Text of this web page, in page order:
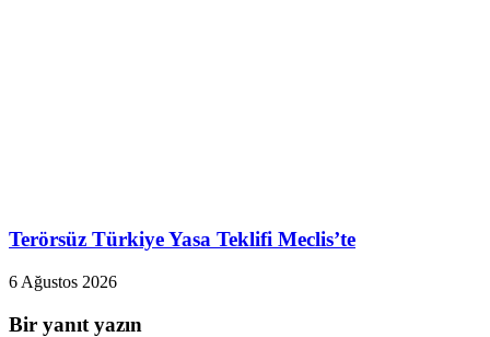
Terörsüz Türkiye Yasa Teklifi Meclis’te
6 Ağustos 2026
Bir yanıt yazın